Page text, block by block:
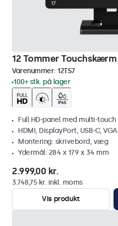
12 Tommer Touchskærm
Varenummer: 12TS7
100+ stk. på lager
Full HD-panel med multi-touch
HDMI, DisplayPort, USB-C, VGA
Montering: skrivebord, væg
Ydermål: 284 x 179 x 34 mm
2.999,00 kr.
3.748,75 kr. inkl. moms
Vis produkt